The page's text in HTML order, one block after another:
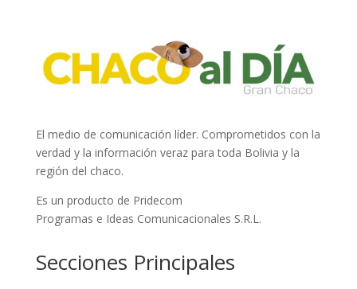
El medio de comunicación líder. Comprometidos con la
verdad y la información veraz para toda Bolivia y la
región del chaco.
Es un producto de Pridecom
Programas e Ideas Comunicacionales S.R.L.
Secciones Principales